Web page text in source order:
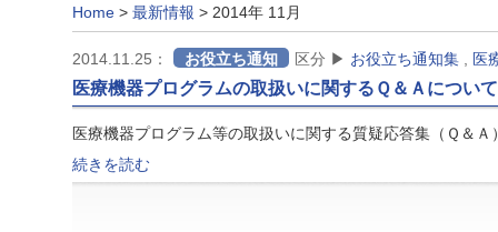
Home > 最新情報 > 2014年 11月
2014.11.25： お役立ち通知 区分 ▶ お役立ち通知集 医
医療機器プログラムの取扱いに関するＱ＆Ａについて
医療機器プログラム等の取扱いに関する質疑応答集（Ｑ＆
続きを読む